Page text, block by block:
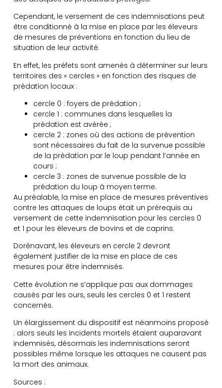
Cependant, le versement de ces indemnisations peut
être conditionné à la mise en place par les éleveurs
de mesures de préventions en fonction du lieu de
situation de leur activité.
En effet, les préfets sont amenés à déterminer sur leurs
territoires des « cercles » en fonction des risques de
prédation locaux :
cercle 0 : foyers de prédation ;
cercle 1 : communes dans lesquelles la
prédation est avérée ;
cercle 2 : zones où des actions de prévention
sont nécessaires du fait de la survenue possible
de la prédation par le loup pendant l’année en
cours ;
cercle 3 : zones de survenue possible de la
prédation du loup à moyen terme.
Au préalable, la mise en place de mesures préventives
contre les attaques de loups était un prérequis au
versement de cette indemnisation pour les cercles 0
et 1 pour les éleveurs de bovins et de caprins.
Dorénavant, les éleveurs en cercle 2 devront
également justifier de la mise en place de ces
mesures pour être indemnisés.
Cette évolution ne s’applique pas aux dommages
causés par les ours, seuls les cercles 0 et 1 restent
concernés.
Un élargissement du dispositif est néanmoins proposé
: alors seuls les incidents mortels étaient auparavant
indemnisés, désormais les indemnisations seront
possibles même lorsque les attaques ne causent pas
la mort des animaux.
Sources :